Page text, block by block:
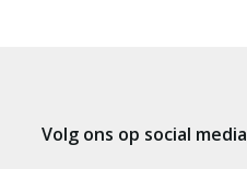
Volg ons op social media